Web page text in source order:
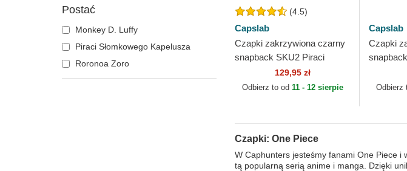
Mistrzowie: Oliver i Benji
Postać
Monkey D. Luffy
Piraci Słomkowego Kapelusza
Roronoa Zoro
(4.5)
Capslab
Czapki zakrzywiona czarny
snapback SKU2 Piraci
Słomkowego Kapelusza One
Piece Capslab
129,95 zł
Odbierz to od 11 - 12 sierpie
Capslab
Czapki
Luffy
Odbierz
Czapki: One Piece
W Caphunters jesteśmy fanami One Piece i
tą popularną serią anime i manga. Dzięki